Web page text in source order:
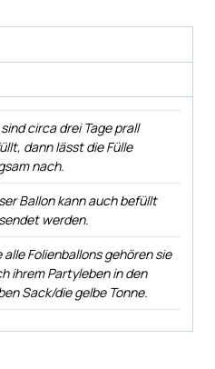
circa drei Tage prall
dann lässt die Fülle
nach.
Ballon kann auch befüllt
werden.
alle Folienballons gehören sie
ihrem Partyleben in den
Sack/die gelbe Tonne.